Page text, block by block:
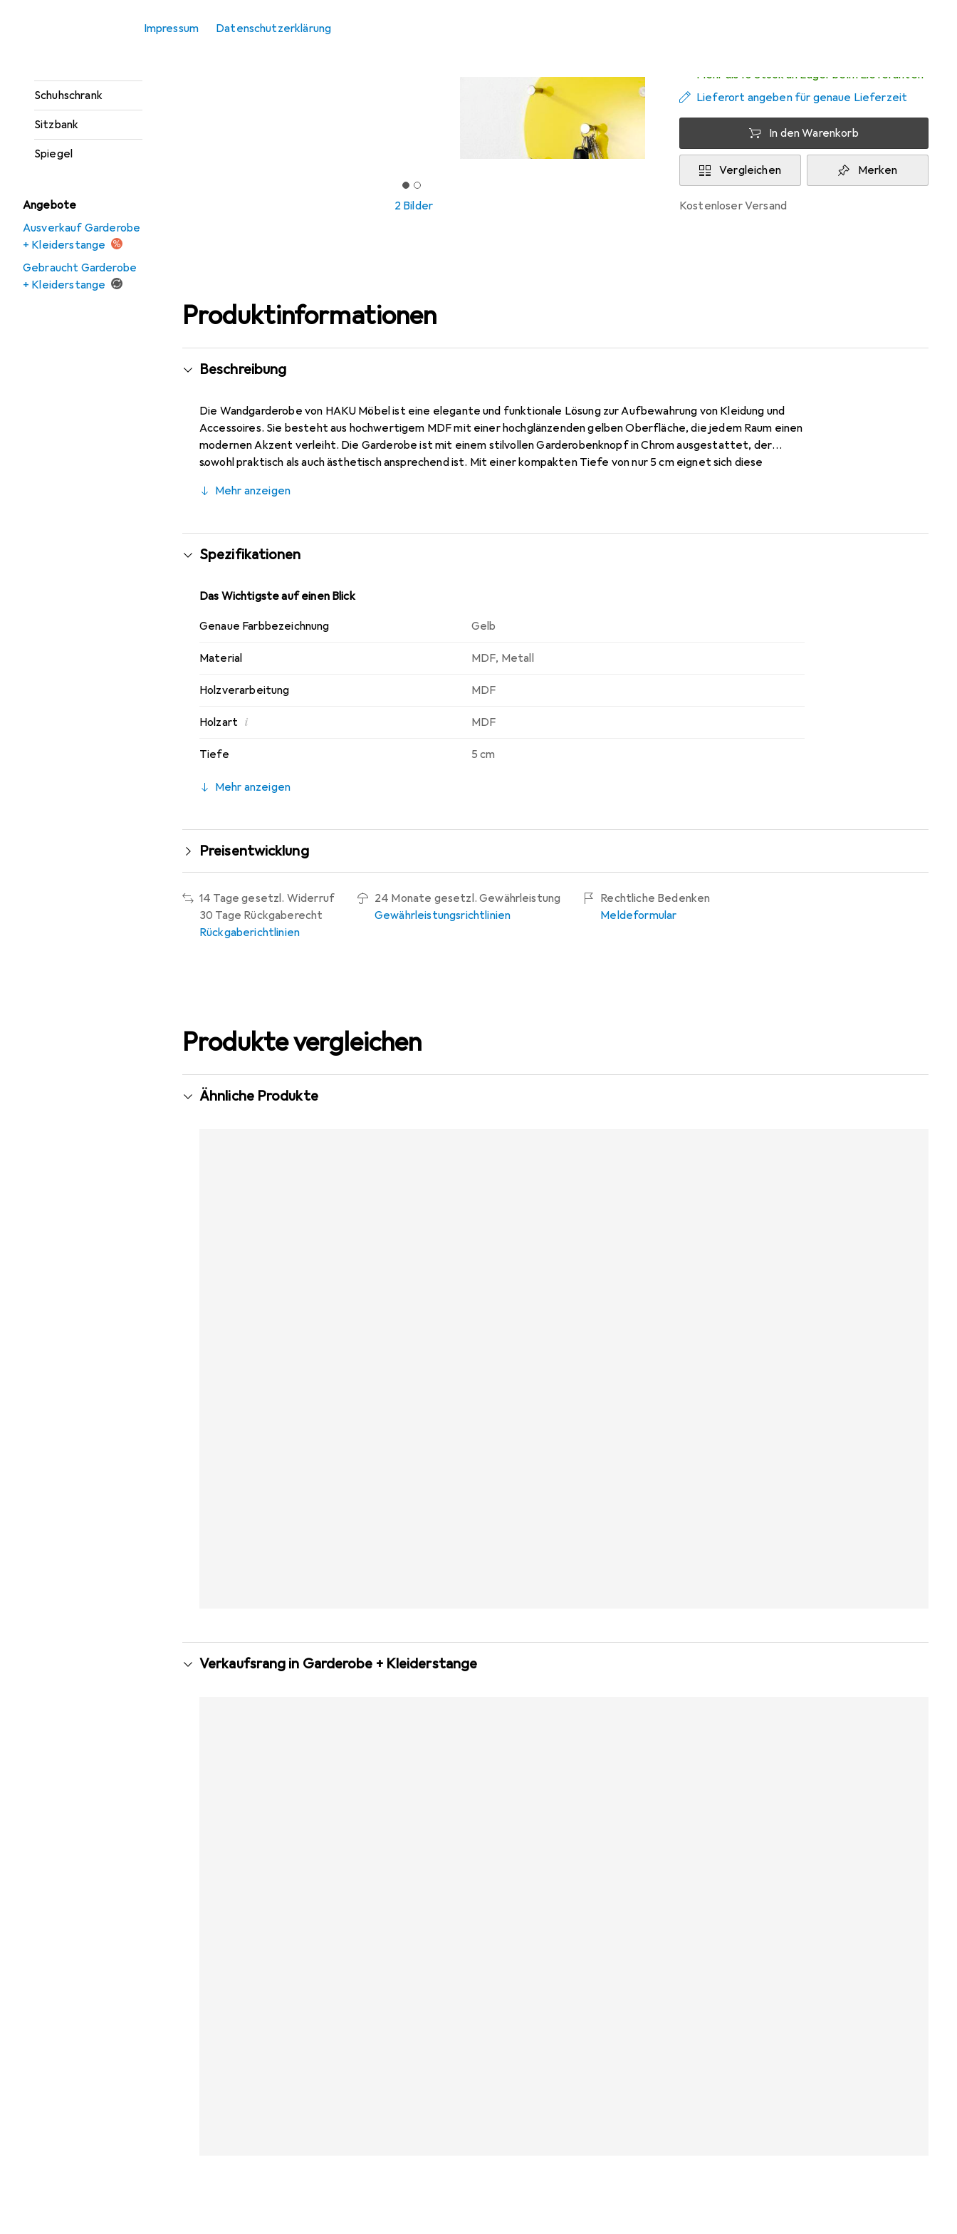
Impressum Datenschutzerklärung
Schuhschrank
Sitzbank
Spiegel
Angebote
Ausverkauf Garderobe
+ Kleiderstange
Gebraucht Garderobe
+ Kleiderstange
2 Bilder
Mehr als 10 Stück an Lager beim Lieferanten
Lieferort angeben für genaue Lieferzeit
In den Warenkorb
Vergleichen Merken
kostenloser Versand
Produktinformationen
Beschreibung
Die Wandgarderobe von HAKU Möbel ist eine elegante und funktionale Lösung zur Aufbewahrung von Kleidung und
Accessoires. Sie besteht aus hochwertigem MDF mit einer hochglänzenden gelben Oberfläche, die jedem Raum einen
modernen Akzent verleiht. Die Garderobe ist mit einem stilvollen Garderobenknopf in Chrom ausgestattet, der
sowohl praktisch als auch ästhetisch ansprechend ist. Mit einer kompakten Tiefe von nur 5 cm eignet sich diese
von Eleganz hinzufügt. Die einfache Selbstmontage ermöglicht eine schnelle Installation, sodass Sie schnell von der
Mehr anzeigen
Spezifikationen
Das Wichtigste auf einen Blick
Genaue Farbbezeichnung Gelb
Material MDF, Metall
Holzverarbeitung MDF
Holzart i MDF
Tiefe 5 cm
Mehr anzeigen
Preisentwicklung
14 Tage gesetzl. Widerruf
30 Tage Rückgaberecht
Rückgaberichtlinien
24 Monate gesetzl. Gewährleistung
Gewährleistungsrichtlinien
Rechtliche Bedenken
Meldeformular
Produkte vergleichen
Ähnliche Produkte
Verkaufsrang in Garderobe + Kleiderstange